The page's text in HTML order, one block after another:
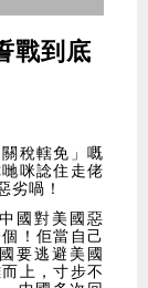
戰到底
稅轄免」嘅
咪諗住走佬
劣喎！
國對美國惡
！佢當自己
要逃避美國
上，寸步不